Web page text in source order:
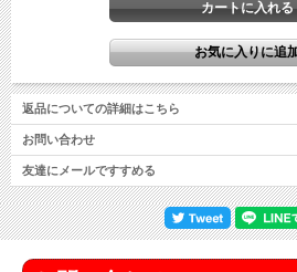
返品についての詳細はこちら
お問い合わせ
友達にメールですすめる